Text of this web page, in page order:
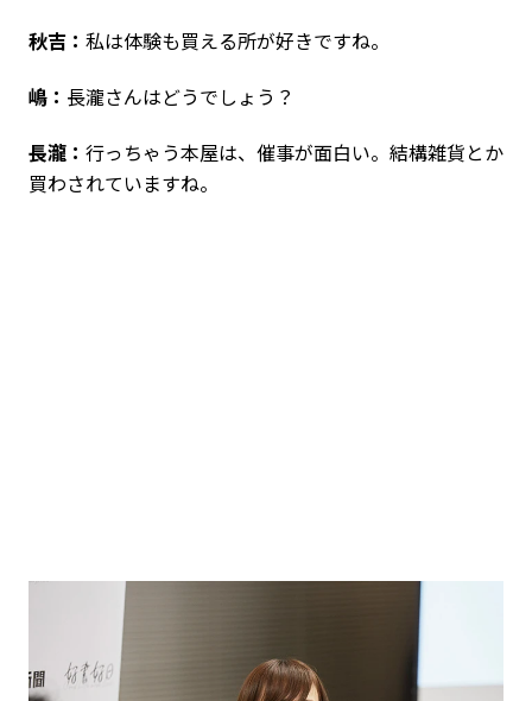
秋吉： 私は体験も買える所が好きですね。
嶋： 長瀧さんはどうでしょう？
長瀧： 行っちゃう本屋は、催事が面白い。結構雑貨とか
買わされていますね。